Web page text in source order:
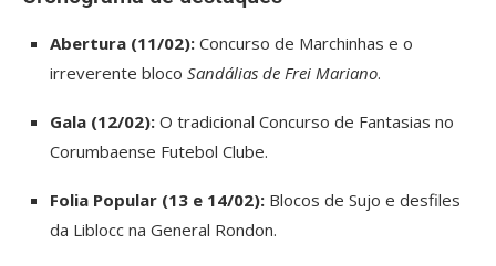
Abertura (11/02): Concurso de Marchinhas e o
irreverente bloco Sandálias de Frei Mariano.
Gala (12/02): O tradicional Concurso de Fantasias no
Corumbaense Futebol Clube.
Folia Popular (13 e 14/02): Blocos de Sujo e desfiles
da Liblocc na General Rondon.